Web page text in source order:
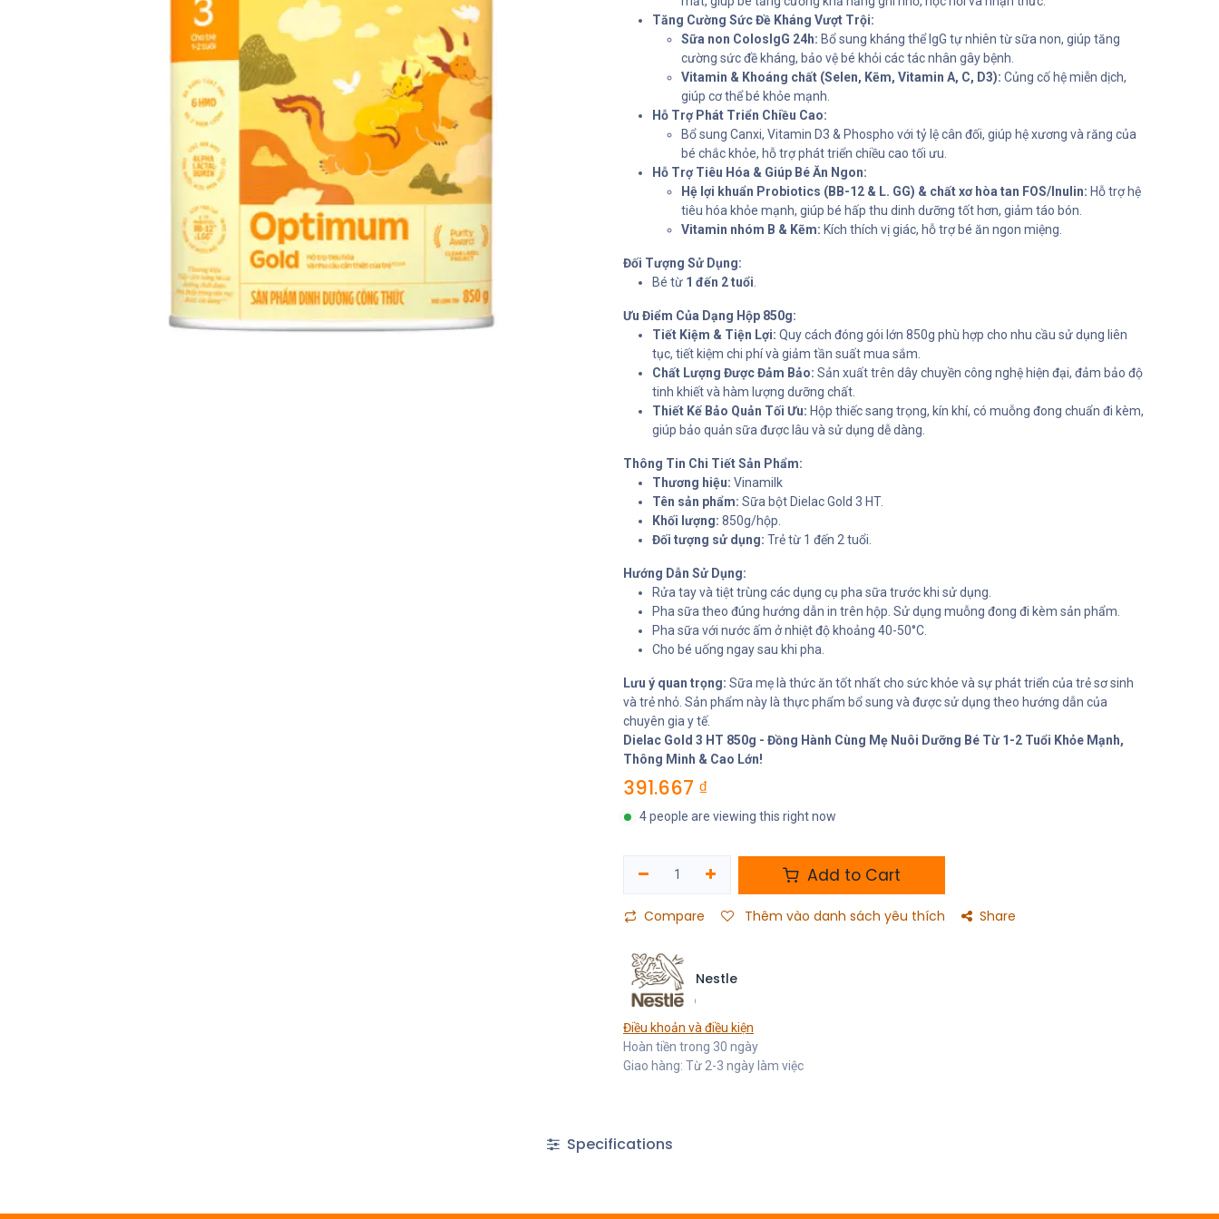
Tăng Cường Sức Đề Kháng Vượt Trội:
Sữa non ColosIgG 24h: Bổ sung kháng thể IgG tự nhiên từ sữa non, giúp tăng
cường sức đề kháng, bảo vệ bé khỏi các tác nhân gây bệnh.
Vitamin & Khoáng chất (Selen, Kẽm, Vitamin A, C, D3): Củng cố hệ miễn dịch,
giúp cơ thể bé khỏe mạnh.
Hỗ Trợ Phát Triển Chiều Cao:
Bổ sung Canxi, Vitamin D3 & Phospho với tỷ lệ cân đối, giúp hệ xương và răng của
bé chắc khỏe, hỗ trợ phát triển chiều cao tối ưu.
Hỗ Trợ Tiêu Hóa & Giúp Bé Ăn Ngon:
Hệ lợi khuẩn Probiotics (BB-12 & L. GG) & chất xơ hòa tan FOS/Inulin: Hỗ trợ hệ
tiêu hóa khỏe mạnh, giúp bé hấp thu dinh dưỡng tốt hơn, giảm táo bón.
Vitamin nhóm B & Kẽm: Kích thích vị giác, hỗ trợ bé ăn ngon miệng.
Đối Tượng Sử Dụng:
Bé từ 1 đến 2 tuổi
Ưu Điểm Của Dạng Hộp 850g:
Tiết Kiệm & Tiện Lợi: Quy cách đóng gói lớn 850g phù hợp cho nhu cầu sử dụng liên
tục, tiết kiệm chi phí và giảm tần suất mua sắm.
Chất Lượng Được Đảm Bảo: Sản xuất trên dây chuyền công nghệ hiện đại, đảm bảo độ
tinh khiết và hàm lượng dưỡng chất.
Thiết Kế Bảo Quản Tối Ưu: Hộp thiếc sang trọng, kín khí, có muỗng đong chuẩn đi kèm,
giúp bảo quản sữa được lâu và sử dụng dễ dàng.
Thông Tin Chi Tiết Sản Phẩm:
Thương hiệu: Vinamilk
Tên sản phẩm: Sữa bột Dielac Gold 3 HT.
Khối lượng: 850g/hộp.
Đối tượng sử dụng: Trẻ từ 1 đến 2 tuổi.
Hướng Dẫn Sử Dụng:
Rửa tay và tiệt trùng các dụng cụ pha sữa trước khi sử dụng.
Pha sữa theo đúng hướng dẫn in trên hộp. Sử dụng muỗng đong đi kèm sản phẩm.
Pha sữa với nước ấm ở nhiệt độ khoảng 40-50°C.
Cho bé uống ngay sau khi pha.
Lưu ý quan trọng: Sữa mẹ là thức ăn tốt nhất cho sức khỏe và sự phát triển của trẻ sơ sinh
và trẻ nhỏ. Sản phẩm này là thực phẩm bổ sung và được sử dụng theo hướng dẫn của
chuyên gia y tế.
Dielac Gold 3 HT 850g - Đồng Hành Cùng Mẹ Nuôi Dưỡng Bé Từ 1-2 Tuổi Khỏe Mạnh,
Thông Minh & Cao Lớn!
391.667 ₫
4 people are viewing this right now
Add to Cart
Compare Thêm vào danh sách yêu thích Share
Nestle
Điều khoản và điều kiện
Hoàn tiền trong 30 ngày
Giao hàng: Từ 2-3 ngày làm việc
Specifications